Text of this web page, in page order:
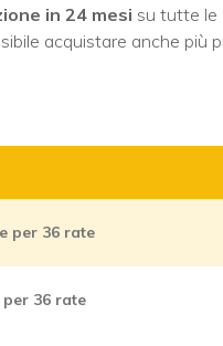
in 24 mesi su tutte le
acquistare anche più
per 36 rate
per 36 rate